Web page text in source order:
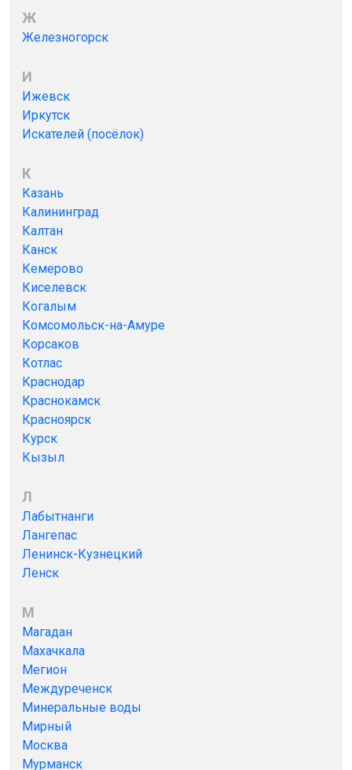
Ж
Железногорск
И
Ижевск
Иркутск
Искателей (посёлок)
К
Казань
Калининград
Калтан
Канск
Кемерово
Киселевск
Когалым
Комсомольск-на-Амуре
Корсаков
Котлас
Краснодар
Краснокамск
Красноярск
Курск
Кызыл
Л
Лабытнанги
Лангепас
Ленинск-Кузнецкий
Ленск
М
Магадан
Махачкала
Мегион
Междуреченск
Минеральные воды
Мирный
Москва
Мурманск